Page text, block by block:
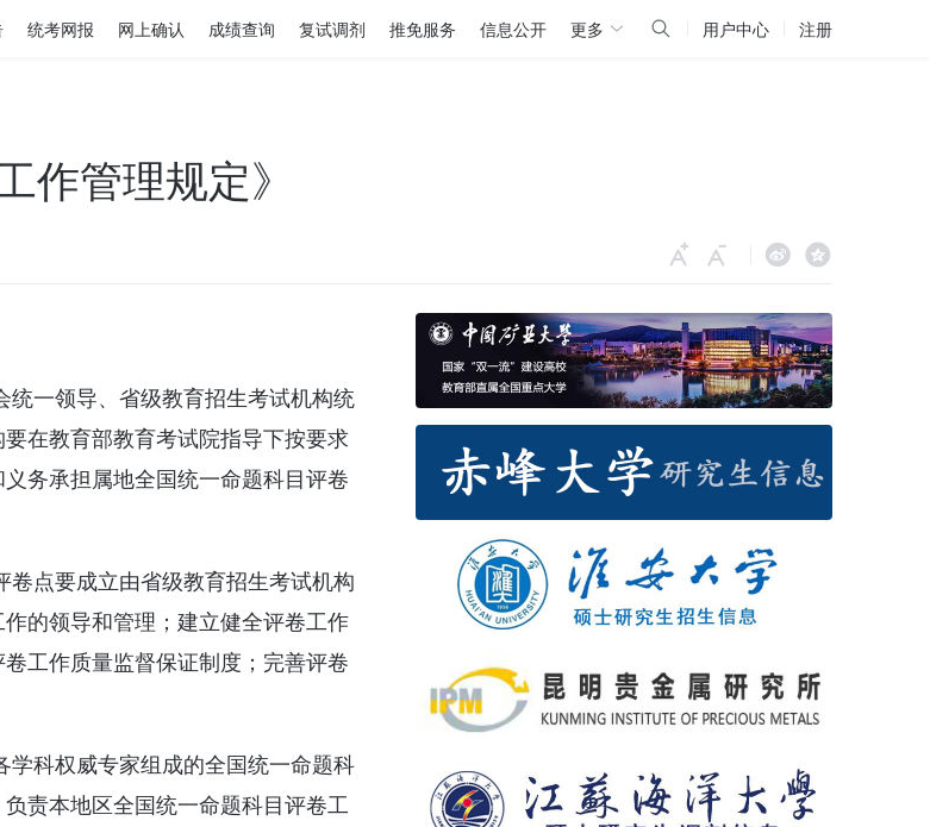
统考网报 网上确认 成绩查询 复试调剂 推免服务 信息公开 更多 用户中心 注册
作管理规定》
一领导、省级教育招生考试机构统
在教育部教育考试院指导下按要求
务承担属地全国统一命题科目评卷
点要成立由省级教育招生考试机构
的领导和管理；建立健全评卷工作
工作质量监督保证制度；完善评卷
科权威专家组成的全国统一命题科
责本地区全国统一命题科目评卷工